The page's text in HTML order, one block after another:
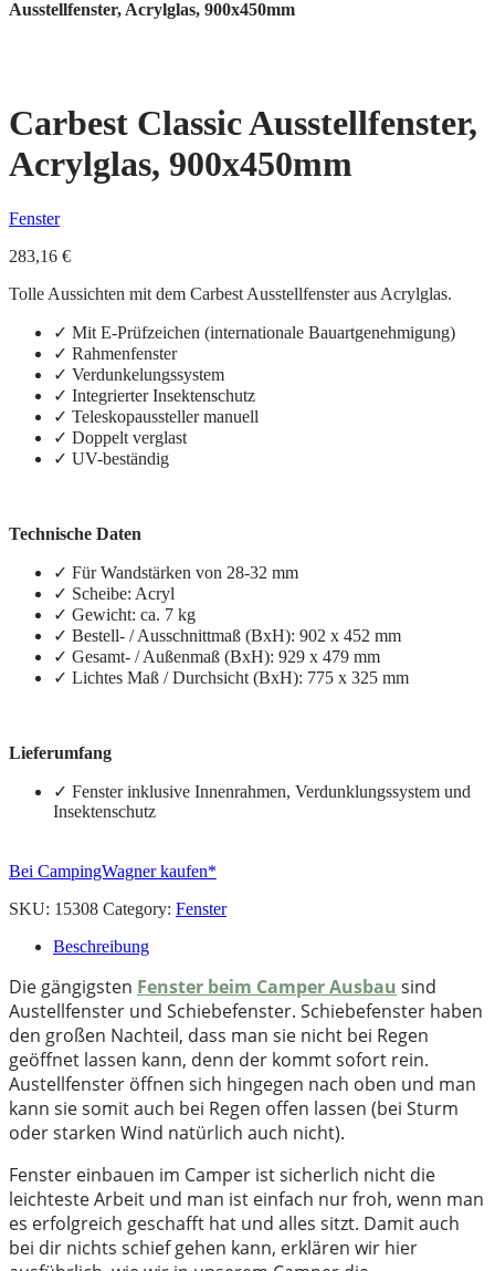
Ausstellfenster, Acrylglas, 900x450mm
Carbest Classic Ausstellfenster,
Acrylglas, 900x450mm
Fenster
283,16 €
Tolle Aussichten mit dem Carbest Ausstellfenster aus Acrylglas.
✓ Mit E-Prüfzeichen (internationale Bauartgenehmigung)
✓ Rahmenfenster
✓ Verdunkelungssystem
✓ Integrierter Insektenschutz
✓ Teleskopaussteller manuell
✓ Doppelt verglast
✓ UV-beständig
Technische Daten
✓ Für Wandstärken von 28-32 mm
✓ Scheibe: Acryl
✓ Gewicht: ca. 7 kg
✓ Bestell- / Ausschnittmaß (BxH): 902 x 452 mm
✓ Gesamt- / Außenmaß (BxH): 929 x 479 mm
✓ Lichtes Maß / Durchsicht (BxH): 775 x 325 mm
Lieferumfang
✓ Fenster inklusive Innenrahmen, Verdunklungssystem und
Insektenschutz
Bei CampingWagner kaufen*
SKU: 15308 Category: Fenster
Beschreibung
Die gängigsten Fenster beim Camper Ausbau sind
Austellfenster und Schiebefenster. Schiebefenster haben
den großen Nachteil, dass man sie nicht bei Regen
geöffnet lassen kann, denn der kommt sofort rein.
Austellfenster öffnen sich hingegen nach oben und man
kann sie somit auch bei Regen offen lassen (bei Sturm
oder starken Wind natürlich auch nicht).
Fenster einbauen im Camper ist sicherlich nicht die
leichteste Arbeit und man ist einfach nur froh, wenn man
es erfolgreich geschafft hat und alles sitzt. Damit auch
bei dir nichts schief gehen kann, erklären wir hier